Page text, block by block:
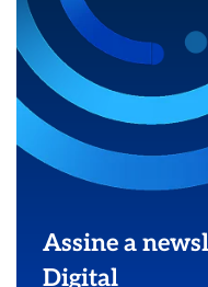
Assine a
Digital